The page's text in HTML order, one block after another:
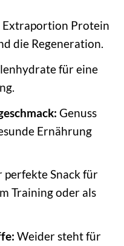
Extraportion Protein
die Regeneration.
für eine
Genuss
Ernährung
perfekte Snack für
Training oder als
Weider steht für